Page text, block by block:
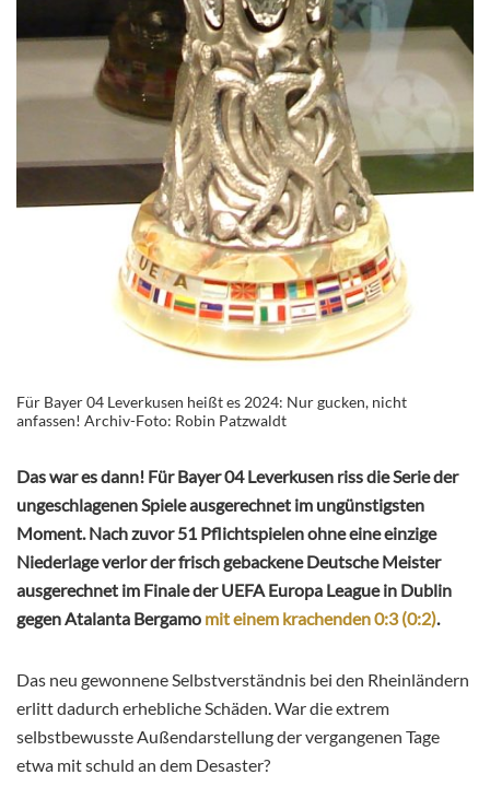
Für Bayer 04 Leverkusen heißt es 2024: Nur gucken, nicht
anfassen! Archiv-Foto: Robin Patzwaldt
Das war es dann! Für Bayer 04 Leverkusen riss die Serie der
ungeschlagenen Spiele ausgerechnet im ungünstigsten
Moment. Nach zuvor 51 Pflichtspielen ohne eine einzige
Niederlage verlor der frisch gebackene Deutsche Meister
ausgerechnet im Finale der UEFA Europa League in Dublin
gegen Atalanta Bergamo mit einem krachenden 0:3 (0:2).
Das neu gewonnene Selbstverständnis bei den Rheinländern
erlitt dadurch erhebliche Schäden. War die extrem
selbstbewusste Außendarstellung der vergangenen Tage
etwa mit schuld an dem Desaster?